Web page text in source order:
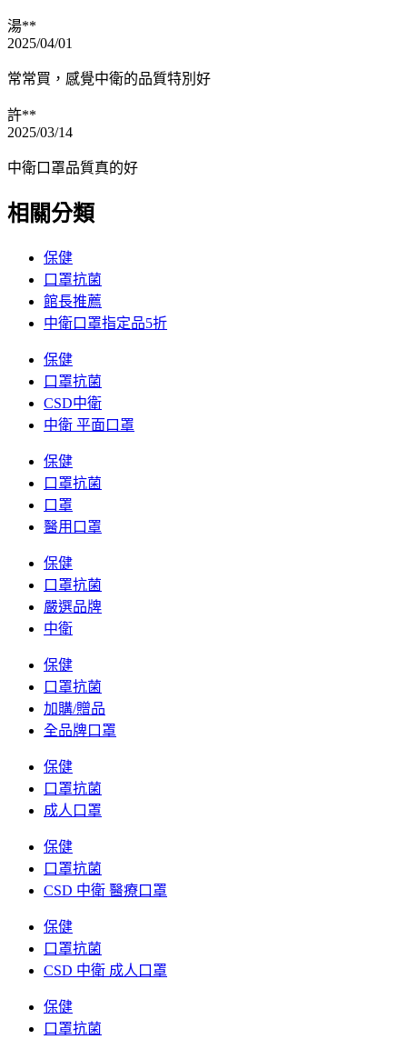
湯**
2025/04/01
常常買，感覺中衛的品質特別好
許**
2025/03/14
中衛口罩品質真的好
相關分類
保健
口罩抗菌
館長推薦
中衛口罩指定品5折
保健
口罩抗菌
CSD中衛
中衛 平面口罩
保健
口罩抗菌
口罩
醫用口罩
保健
口罩抗菌
嚴選品牌
中衛
保健
口罩抗菌
加購/贈品
全品牌口罩
保健
口罩抗菌
成人口罩
保健
口罩抗菌
CSD 中衛 醫療口罩
保健
口罩抗菌
CSD 中衛 成人口罩
保健
口罩抗菌